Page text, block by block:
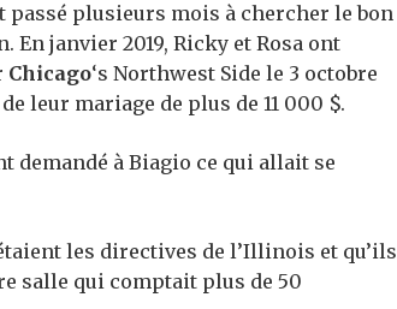
plusieurs mois à chercher le bon
janvier 2019, Ricky et Rosa ont
Chicago‘s Northwest Side le 3 octobre
leur mariage de plus de 11 000 $.
demandé à Biagio ce qui allait se
les directives de l’Illinois et qu’ils
salle qui comptait plus de 50